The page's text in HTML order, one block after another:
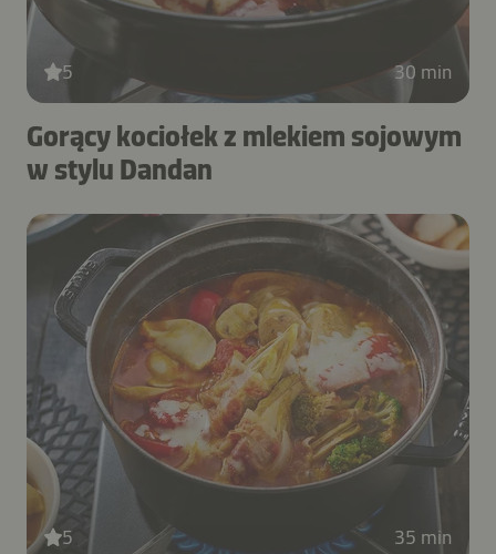
5 30 min
Gorący kociołek z mlekiem sojowym
w stylu Dandan
5 35 min